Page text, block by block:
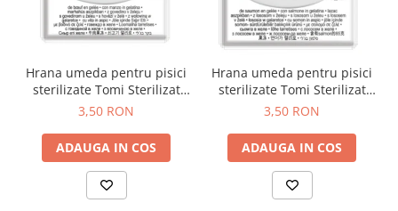
Hrana umeda pentru pisici
sterilizate Tomi Sterilizat
Vita 85g
3,50 RON
ADAUGA IN COS
Hrana umeda pentru pisici
sterilizate Tomi Sterilizat
Somon 85g
3,50 RON
ADAUGA IN COS